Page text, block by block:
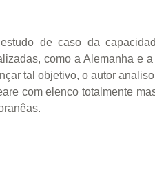
de caso da
como a Alemanha e
tal objetivo, o autor
com elenco totalmente